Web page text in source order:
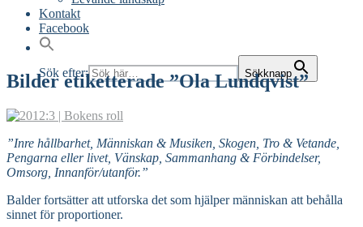
Kontakt
Facebook
Sök efter: Sökknapp
Bilder etiketterade ”Ola Lundqvist”
”Inre hållbarhet, Människan & Musiken, Skogen, Tro & Vetande,
Pengarna eller livet, Vänskap, Sammanhang & Förbindelser,
Omsorg, Innanför/utanför.”
Balder fortsätter att utforska det som hjälper människan att behålla
sinnet för proportioner.